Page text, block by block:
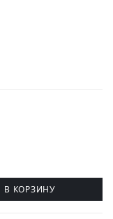
В КОРЗИНУ